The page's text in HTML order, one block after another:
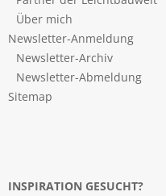
Über mich
Newsletter-Anmeldung
Newsletter-Archiv
Newsletter-Abmeldung
Sitemap
INSPIRATION GESUCHT?